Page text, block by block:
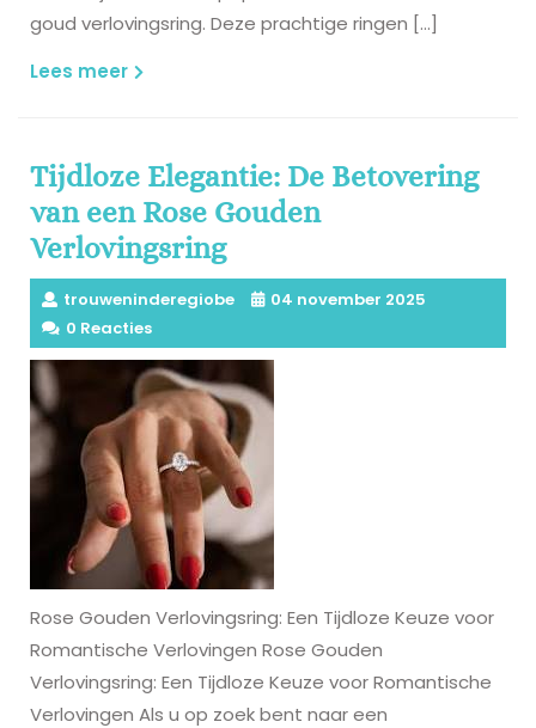
goud verlovingsring. Deze prachtige ringen […]
Lees meer Lees
Tijdloze Elegantie: De Betovering
van een Rose Gouden
Verlovingsring
trouweninderegiobe
04 november 2025
0 Reacties
Rose Gouden Verlovingsring: Een Tijdloze Keuze voor
Romantische Verlovingen Rose Gouden
Verlovingsring: Een Tijdloze Keuze voor Romantische
Verlovingen Als u op zoek bent naar een